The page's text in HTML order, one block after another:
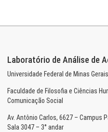
Laboratório de Análise de
Universidade Federal de Minas
Faculdade de Filosofia e Ciências
Comunicação Social
Av. Antônio Carlos, 6627 – Campus
Sala 3047 – 3° andar